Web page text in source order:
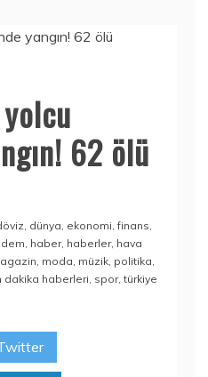
62 ölü
, dünya, ekonomi,finans,
, haber, haberler, hava
, moda, müzik, politika,
dakika haberleri, spor,türkiye